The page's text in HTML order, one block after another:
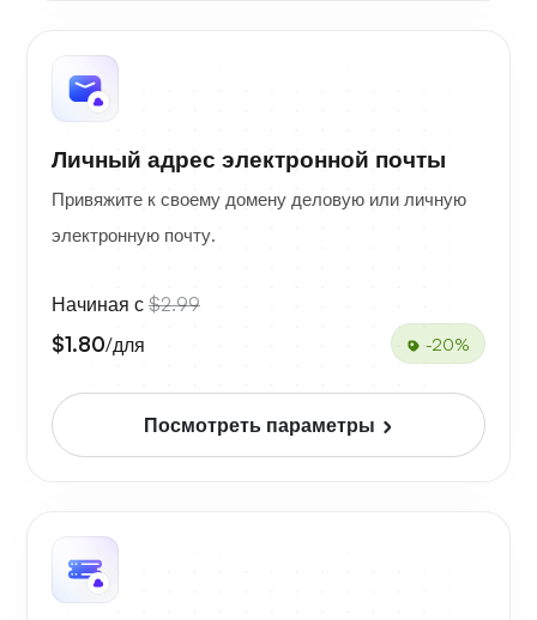
Личный адрес электронной почты
Привяжите к своему домену деловую или личную
электронную почту.
Начиная с $2.99
$1.80/для -20%
Посмотреть параметры